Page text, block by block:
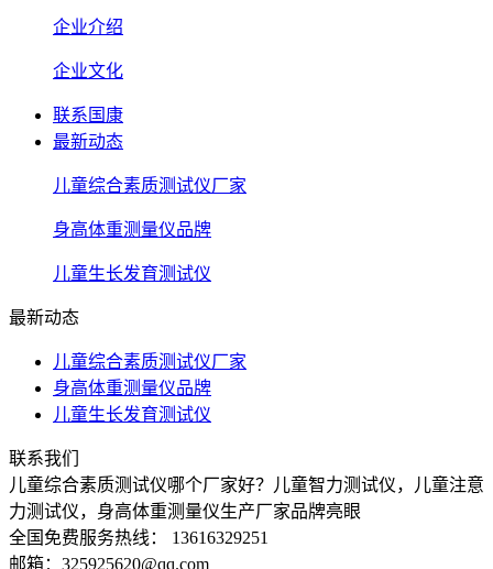
企业介绍
企业文化
联系国康
最新动态
儿童综合素质测试仪厂家
身高体重测量仪品牌
儿童生长发育测试仪
最新动态
儿童综合素质测试仪厂家
身高体重测量仪品牌
儿童生长发育测试仪
联系我们
儿童综合素质测试仪哪个厂家好？儿童智力测试仪，儿童注意
力测试仪，身高体重测量仪生产厂家品牌亮眼
全国免费服务热线： 13616329251
邮箱：325925620@qq.com